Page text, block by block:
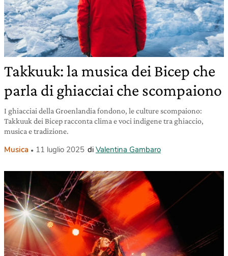
Takkuuk: la musica dei Bicep che
parla di ghiacciai che scompaiono
I ghiacciai della Groenlandia fondono, le culture scompaiono:
Takkuuk dei Bicep racconta clima e voci indigene tra ghiaccio,
musica e tradizione.
Musica 11 luglio 2025 di Valentina Gambaro